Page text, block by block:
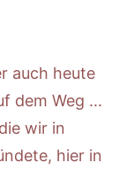
auch heute
dem Weg ...
wir in
hier in